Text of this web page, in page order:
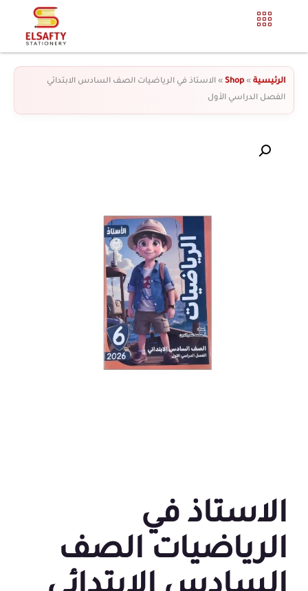
الرئيسية »
Shop
» الاستاذ في الرياضيات الصف السادس الابتدائي
الفصل الدراسي الأول
الاستاذ في
الرياضيات الصف